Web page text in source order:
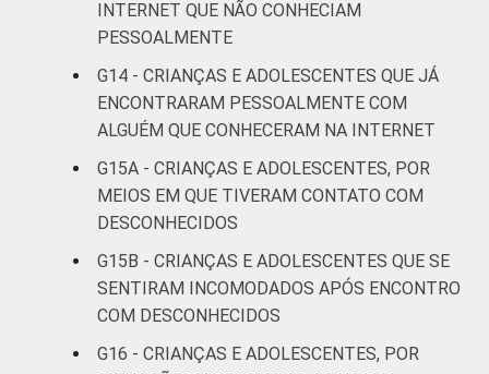
De 13 a 14
anos
9
De 15 a 17
anos
10
FAMILIAR
Mais de 1
SM até 2 SM
9
Mais de 2
SM até 3 SM
4
INTERNET QUE NÃO CONHECIAM
PESSOALMENTE
G14 - CRIANÇAS E ADOLESCENTES QUE JÁ
ENCONTRARAM PESSOALMENTE COM
ALGUÉM QUE CONHECERAM NA INTERNET
G15A - CRIANÇAS E ADOLESCENTES, POR
MEIOS EM QUE TIVERAM CONTATO COM
DESCONHECIDOS
G15B - CRIANÇAS E ADOLESCENTES QUE SE
SENTIRAM INCOMODADOS APÓS ENCONTRO
COM DESCONHECIDOS
G16 - CRIANÇAS E ADOLESCENTES, POR